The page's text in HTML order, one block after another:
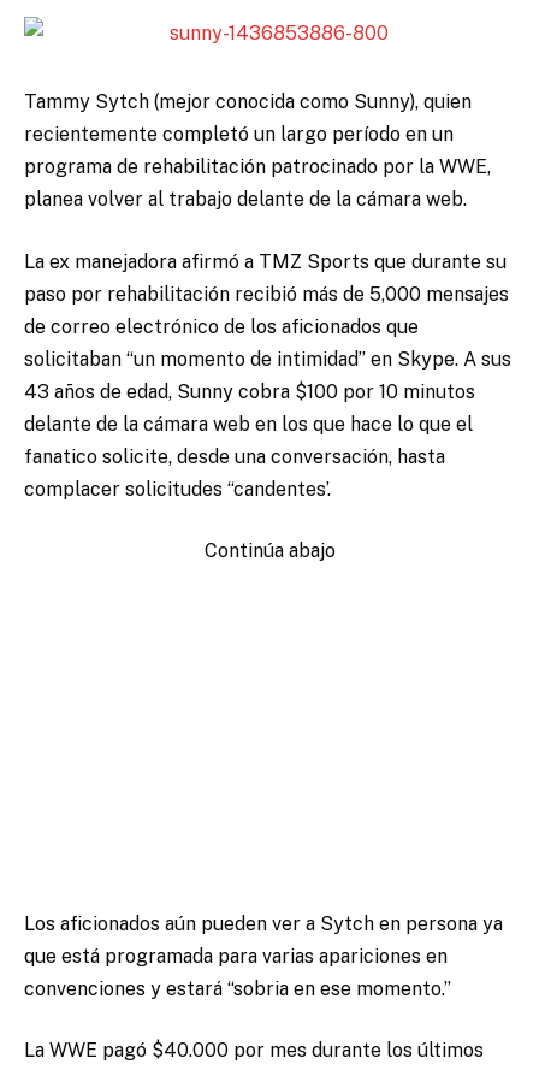
Tammy Sytch (mejor conocida como Sunny), quien
recientemente completó un largo período en un
programa de rehabilitación patrocinado por la WWE,
planea volver al trabajo delante de la cámara web.
La ex manejadora afirmó a TMZ Sports que durante su
paso por rehabilitación recibió más de 5,000 mensajes
de correo electrónico de los aficionados que
solicitaban “un momento de intimidad” en Skype. A sus
43 años de edad, Sunny cobra $100 por 10 minutos
delante de la cámara web en los que hace lo que el
fanatico solicite, desde una conversación, hasta
complacer solicitudes “candentes’.
Continúa abajo
Los aficionados aún pueden ver a Sytch en persona ya
que está programada para varias apariciones en
convenciones y estará “sobria en ese momento.”
La WWE pagó $40.000 por mes durante los últimos